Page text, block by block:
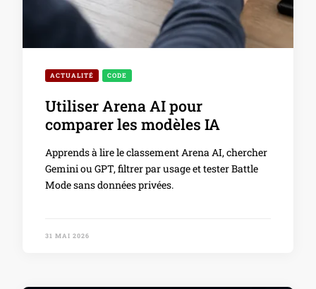
ACTUALITÉ CODE
Utiliser Arena AI pour
comparer les modèles IA
Apprends à lire le classement Arena AI, chercher
Gemini ou GPT, filtrer par usage et tester Battle
Mode sans données privées.
31 MAI 2026